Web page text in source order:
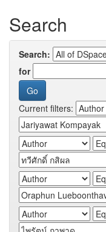
Search
Search:
for
Current filters: